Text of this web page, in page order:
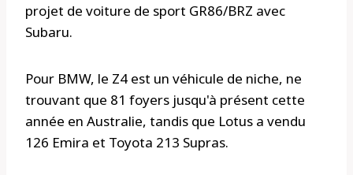
projet de voiture de sport GR86/BRZ avec
Subaru.
Pour BMW, le Z4 est un véhicule de niche, ne
trouvant que 81 foyers jusqu'à présent cette
année en Australie, tandis que Lotus a vendu
126 Emira et Toyota 213 Supras.